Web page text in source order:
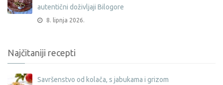
autentični doživljaji Bilogore
8. lipnja 2026.
Najčitaniji recepti
Savršenstvo od kolača, s jabukama i grizom